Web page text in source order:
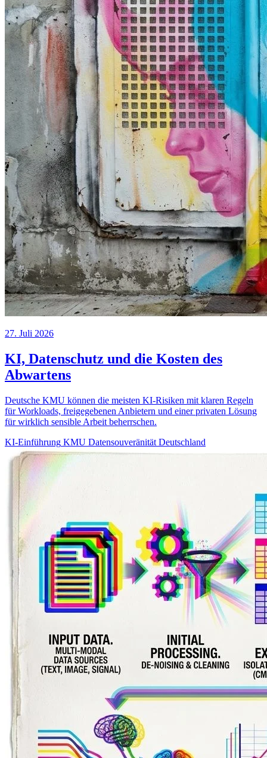
27. Juli 2026
KI, Datenschutz und die Kosten des
Abwartens
Deutsche KMU können die meisten KI-Risiken mit klaren Regeln
für Workloads, freigegebenen Anbietern und einer privaten Lösung
für wirklich sensible Arbeit beherrschen.
KI-Einführung KMU Datensouveränität Deutschland